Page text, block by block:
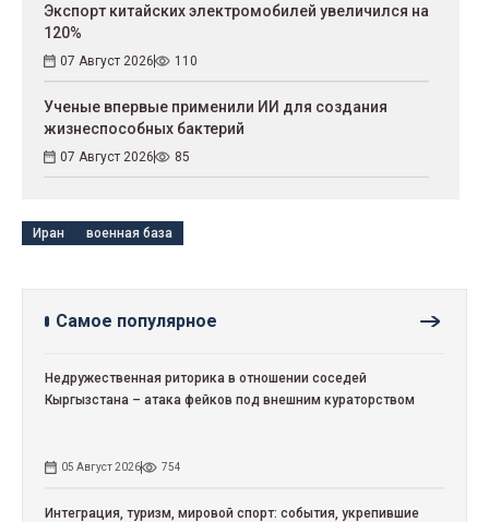
Экспорт китайских электромобилей увеличился на
120%
07 Август 2026 110
Ученые впервые применили ИИ для создания
жизнеспособных бактерий
07 Август 2026 85
Иран военная база
Самое популярное
Недружественная риторика в отношении соседей
Кыргызстана – атака фейков под внешним кураторством
05 Август 2026 754
Интеграция, туризм, мировой спорт: события, укрепившие